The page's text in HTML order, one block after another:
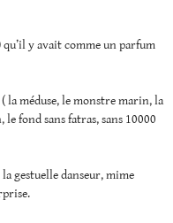
qu’il y avait comme un parfum
( la méduse, le monstre marin, la
fond sans fatras, sans 10000
la gestuelle danseur, mime